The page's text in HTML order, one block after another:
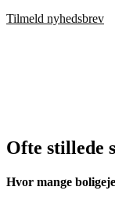
Tilmeld nyhedsbrev
Ofte stillede
Hvor mange